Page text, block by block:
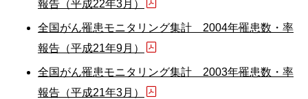
報告（平成22年3月）
全国がん罹患モニタリング集計 2004年罹患数・率
報告（平成21年9月）
全国がん罹患モニタリング集計 2003年罹患数・率
報告（平成21年3月）